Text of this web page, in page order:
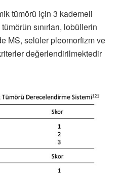
tümörü için 3 kademeli
sınırları, lobüllerin
MS, selüler pleomorfizm ve
değerlendirilmektedir